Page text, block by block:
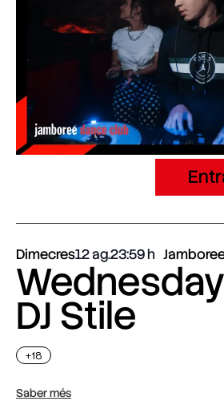
Dimecres12 ag.23:59
DJ Stile
+18
Saber més